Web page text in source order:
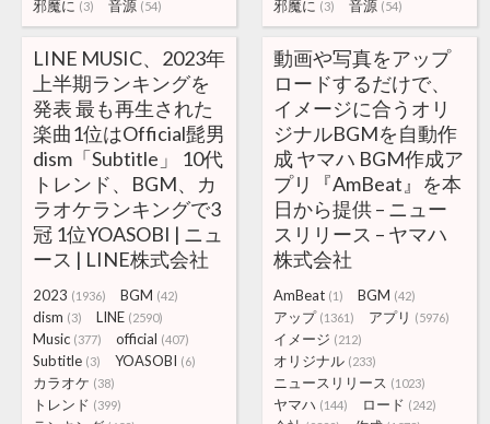
邪魔に (3) 音源 (54) 邪魔に (3) 音源 (54)
LINE MUSIC、2023年
上半期ランキングを
発表 最も再生された
楽曲1位はOfficial髭男
dism「Subtitle」 10代
トレンド、BGM、カ
ラオケランキングで3
冠 1位YOASOBI | ニュ
ース | LINE株式会社
2023 (1936) BGM (42)
dism (3) LINE (2590)
Music (377) official (407)
Subtitle (3) YOASOBI (6)
カラオケ (38)
トレンド (399)
動画や写真をアップ
ロードするだけで、
イメージに合うオリ
ジナルBGMを自動作
成 ヤマハ BGM作成ア
プリ『AmBeat』を本
日から提供 – ニュー
スリリース – ヤマハ
株式会社
AmBeat (1) BGM (42)
アップ (1361) アプリ (5976)
イメージ (212)
オリジナル (233)
ニュースリリース (1023)
ヤマハ (144) ロード (242)